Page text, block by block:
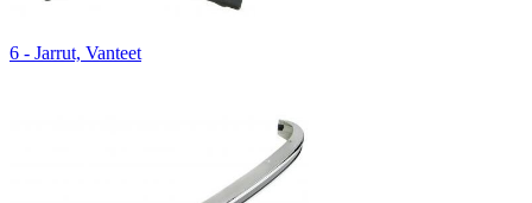
6 - Jarrut, Vanteet